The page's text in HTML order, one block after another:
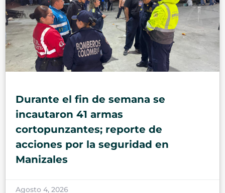
Durante el fin de semana se
incautaron 41 armas
cortopunzantes; reporte de
acciones por la seguridad en
Manizales
Agosto 4, 2026